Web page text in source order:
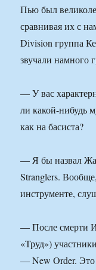
Пью был
сравнивая их с
Division группа
звучали намного
— У вас
ли какой-нибудь
как на басиста?
— Я бы назвал
Stranglers.
инструменте,
— После смерти
«Труд»)
— New Order. Это